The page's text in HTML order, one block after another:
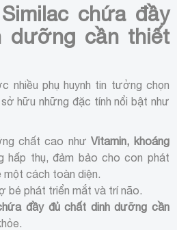
chứa đầy
dưỡng cần thiết
nhiều phụ huynh tin tưởng chọn
hữu những đặc tính nổi bật như
chất cao nhưVitamin, khoáng
hấp thụ, đảm bảo cho con phát
cách toàn diện.
bé phát triển mắt và trí não.
đầy đủ chất dinh dưỡng cần